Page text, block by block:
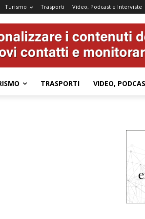
Turismo Trasporti Video, Podcast e Interviste
TRASPORTI VIDEO,